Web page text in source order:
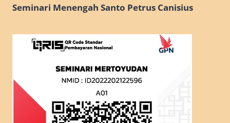
Seminari Menengah Santo Petrus Canisius